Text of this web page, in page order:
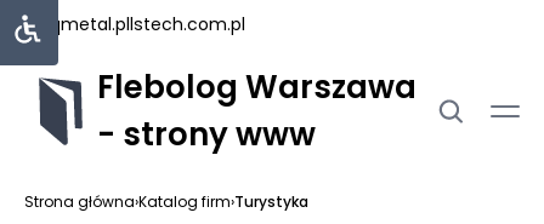
uniqmetal.pllstech.com.pl
Flebolog Warszawa
- strony www
Strona główna›Katalog firm›Turystyka